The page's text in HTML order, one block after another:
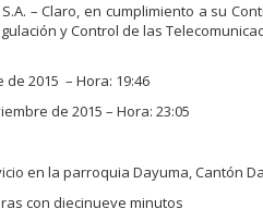
– Claro, en cumplimiento a su
y Control de las
2015 – Hora: 19:46
de 2015 – Hora: 23:05
en la parroquia Dayuma, Cantón
con diecinueve minutos